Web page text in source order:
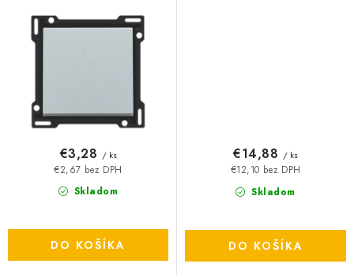
Skladom
€2,67 bez DPH
€3,28 / ks
DO KOŠÍKA
Skladom
€12,10 bez DPH
€14,88 / ks
DO KOŠÍKA